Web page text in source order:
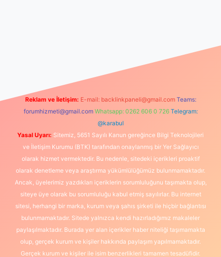
Reklam ve İletişim: E-mail: backlinkpaneli@gmail.com Teams:
forumhizmeti@gmail.com Whatsapp: 0262 606 0 726 Telegram:
@karabul
Yasal Uyarı: Sitemiz, 5651 Sayılı Kanun gereğince Bilgi Teknolojileri
ve İletişim Kurumu (BTK) tarafından onaylanmış bir Yer Sağlayıcı
olarak hizmet vermektedir. Bu nedenle, sitedeki içerikleri proaktif
olarak denetleme veya araştırma yükümlülüğümüz bulunmamaktadır.
Ancak, üyelerimiz yazdıkları içeriklerin sorumluluğunu taşımakta olup,
siteye üye olarak bu sorumluluğu kabul etmiş sayılırlar. Bu internet
sitesi, herhangi bir marka, kurum veya şahıs şirketi ile hiçbir bağlantısı
bulunmamaktadır. Sitede yalnızca kendi hazırladığımız makaleler
paylaşılmaktadır. Burada yer alan içerikler haber niteliği taşımamakta
olup, gerçek kurum ve kişiler hakkında paylaşım yapılmamaktadır.
Gerçek kurum ve kişiler ile isim benzerlikleri tamamen tesadüfidir.